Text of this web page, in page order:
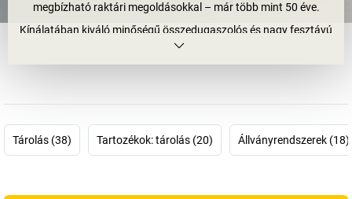
megbízható raktári megoldásokkal – már több mint 50 éve.
Kínálatában kiváló minőségű összedugaszolós és nagy fesztávú
állványok találhatók, melyek segítségével hosszú távon
strukturálható a tér, a munkafolyamatok pedig hatékonyabbá
Tárolás (38)
Tartozékok: tárolás (20) Állványrendszerek (18)